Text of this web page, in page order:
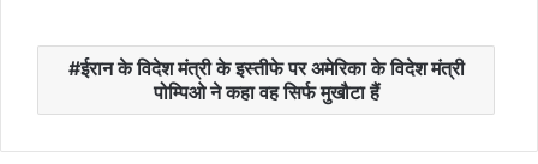
ईरान के विदेश मंत्री के इस्तीफे पर अमेरिका के विदेश मंत्री
पोम्पिओ ने कहा वह सिर्फ मुखौटा हैं